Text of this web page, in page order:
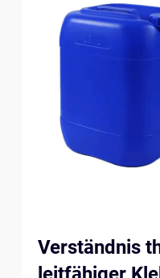
Verständnis